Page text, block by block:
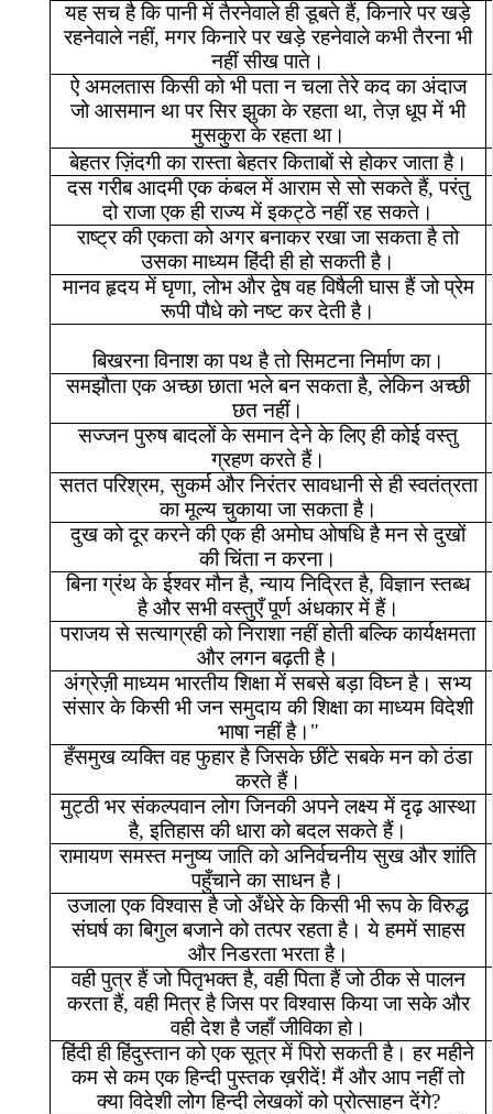
यह सच है कि पानी में तैरनेवाले ही डूबते हैं,किनारे पर खड़े
रहनेवाले नहीं,मगर किनारे पर खड़े रहनेवाले कभी तैरना भी
नहीं सीख पाते।
ऐ अमलतास किसी को भी पता न चला तेरे कद का अंदाज
जो आसमान था पर सिर झुका के रहता था,तेज़ धूप में भी
मुसकुरा के रहता था।
बेहतर ज़िंदगी का रास्ता बेहतर किताबों से होकर जाता है।
दस गरीब आदमी एक कंबल में आराम से सो सकते हैं,परंतु
दो राजा एक ही राज्य में इकट्ठे नहीं रह सकते।
राष्ट्र की एकता को अगर बनाकर रखा जा सकता है तो
उसका माध्यम हिंदी ही हो सकती है।
मानव हृदय में घृणा,लोभ और द्वेष वह विषैली घास हैं जो प्रेम
रूपी पौधे को नष्ट कर देती है।
बिखरना विनाश का पथ है तो सिमटना निर्माण का।
समझौता एक अच्छा छाता भले बन सकता है,लेकिन अच्छी
छत नहीं।
सज्जन पुरुष बादलों के समान देने के लिए ही कोई वस्तु
ग्रहण करते हैं।
सतत परिश्रम,सुकर्म और निरंतर सावधानी से ही स्वतंत्रता
का मूल्य चुकाया जा सकता है।
दुख को दूर करने की एक ही अमोघ ओषधि है मन से दुखों
की चिंता न करना।
बिना ग्रंथ के ईश्वर मौन है,न्याय निद्रित है,विज्ञान स्तब्ध
है और सभी वस्तुएँ पूर्ण अंधकार में हैं।
पराजय से सत्याग्रही को निराशा नहीं होती बल्कि कार्यक्षमता
और लगन बढ़ती है।
अंग्रेज़ी माध्यम भारतीय शिक्षा में सबसे बड़ा विघ्न है। सभ्य
संसार के किसी भी जन समुदाय की शिक्षा का माध्यम विदेशी
भाषा नहीं है। "
हँसमुख व्यक्ति वह फुहार है जिसके छींटे सबके मन को ठंडा
करते हैं।
मुट्ठी भर संकल्पवान लोग जिनकी अपने लक्ष्य में दृढ़ आस्था
है,इतिहास की धारा को बदल सकते हैं।
रामायण समस्त मनुष्य जाति को अनिर्वचनीय सुख और शांति
पहुँचाने का साधन है।
उजाला एक विश्वास है जो अँधेरे के किसी भी रूप के विरुद्ध
संघर्ष का बिगुल बजाने को तत्पर रहता है। ये हममें साहस
और निडरता भरता है।
वही पुत्र हैं जो पितृभक्त है,वही पिता हैं जो ठीक से पालन
करता हैं,वही मित्र है जिस पर विश्वास किया जा सके और
वही देश है जहाँ जीविका हो।
हिंदी ही हिंदुस्तान को एक सूत्र में पिरो सकती है। हर महीने
कम से कम एक हिन्दी पुस्तक ख़रीदें!मैं और आप नहीं तो
क्या विदेशी लोग हिन्दी लेखकों को प्रोत्साहन देंगे?